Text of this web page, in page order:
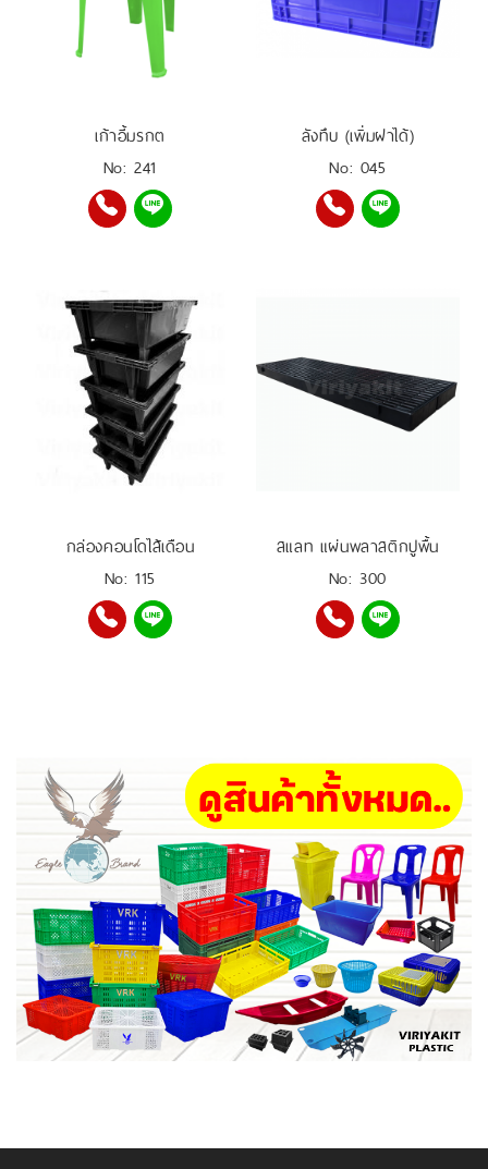
เก้าอี้มรกต
No: 241
ลังทึบ (เพิ่มฝาได้)
No: 045
กล่องคอนโดไส้เดือน
No: 115
สแลท แผ่นพลาสติกปูพื้น
No: 300